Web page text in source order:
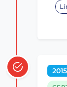
2015